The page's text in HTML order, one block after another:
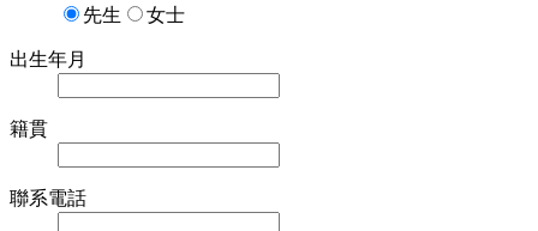
先生
女士
出生年月
籍貫
聯系電話